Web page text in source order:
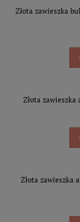
Złota zawieszka
Złota zawieszka
Złota zawieszka